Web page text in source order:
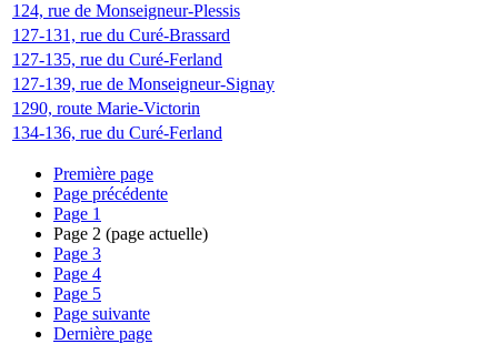
124, rue de Monseigneur-Plessis
127-131, rue du Curé-Brassard
127-135, rue du Curé-Ferland
127-139, rue de Monseigneur-Signay
1290, route Marie-Victorin
134-136, rue du Curé-Ferland
Première page
Page précédente
Page 1
Page 2 (page actuelle)
Page 3
Page 4
Page 5
Page suivante
Dernière page